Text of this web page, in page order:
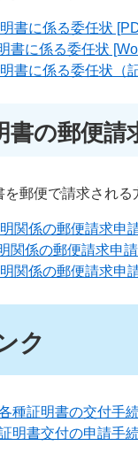
書に係る委任状
書に係る委任状
書に係る委任状（
書の郵便請
を郵便で請求される
関係の郵便請求申
関係の郵便請求申
関係の郵便請求申
ク
種証明書の交付手
明書交付の申請手